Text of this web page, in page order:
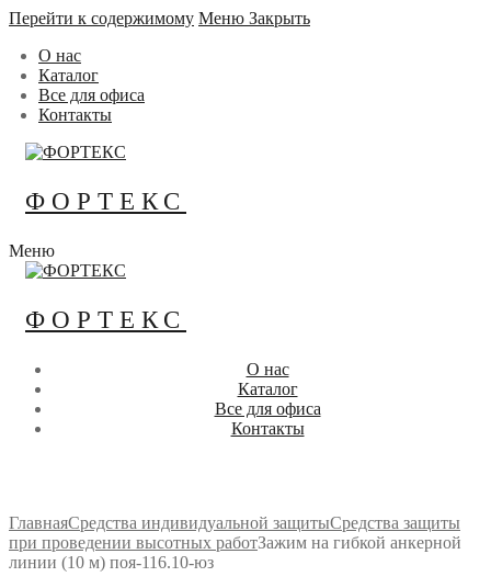
Перейти к содержимому Меню Закрыть
О нас
Каталог
Все для офиса
Контакты
ФОРТЕКС
Меню
ФОРТЕКС
О нас
Каталог
Все для офиса
Контакты
ГлавнаяСредства индивидуальной защитыСредства защиты
при проведении высотных работЗажим на гибкой анкерной
линии (10 м) поя-116.10-юз